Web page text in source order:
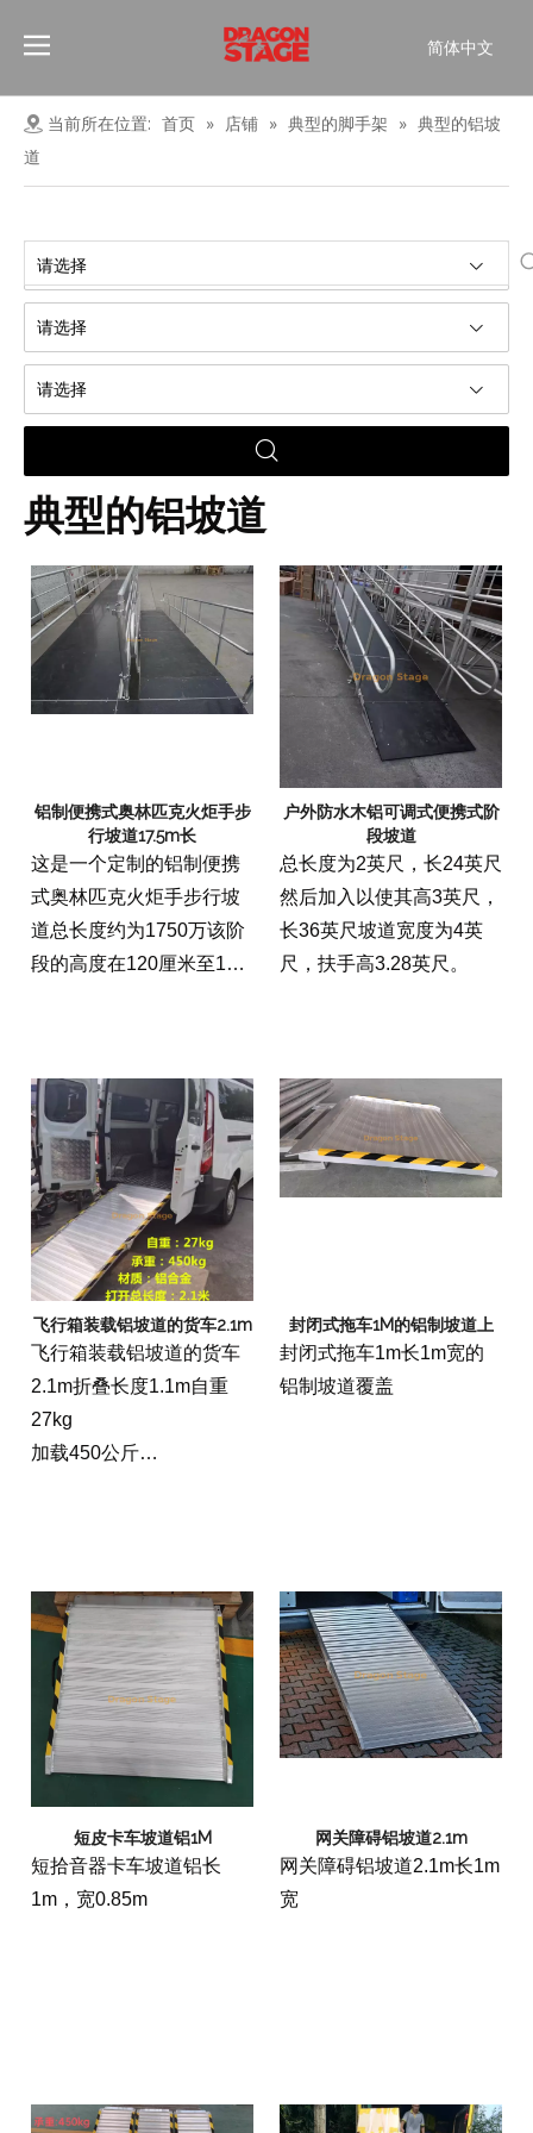
简体中文
Pусский
Français
当前所在位置: 首页 » 店铺 » 典型的脚手架 » 典型的铝坡
道
请选择
请选择
请选择
典型的铝坡道
铝制便携式奥林匹克火炬手步
行坡道17.5m长
这是一个定制的铝制便携
式奥林匹克火炬手步行坡
道总长度约为1750万该阶
段的高度在120厘米至140
性和扶手。
当不同位置的表面可能差
异很大时，我们被要求提
供带有平台和可调节腿的
模块化解决方案。同样，
至少需要每天至少60个事
件进行每天安装和拆除，
因此坡道易于运输（包括
专用的手推车）至关重
要，并且组件要尽可能
快，简单。
户外防水木铝可调式便携式阶
段坡道
总长度为2英尺，长24英尺
然后加入以使其高3英尺，
长36英尺坡道宽度为4英
尺，扶手高3.28英尺。
飞行箱装载铝坡道的货车2.1m
飞行箱装载铝坡道的货车
2.1m折叠长度1.1m自重
27kg
加载450公斤
封闭式拖车1M的铝制坡道上
封闭式拖车1m长1m宽的
铝制坡道覆盖
短皮卡车坡道铝1M
短拾音器卡车坡道铝长
1m，宽0.85m
网关障碍铝坡道2.1m
网关障碍铝坡道2.1m长1m
宽